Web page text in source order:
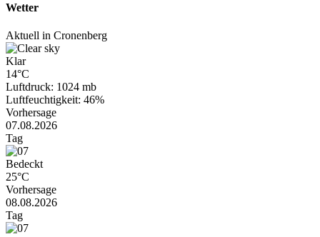
Wetter
Aktuell in Cronenberg
Klar
14°C
Luftdruck: 1024 mb
Luftfeuchtigkeit: 46%
Vorhersage
07.08.2026
Tag
Bedeckt
25°C
Vorhersage
08.08.2026
Tag